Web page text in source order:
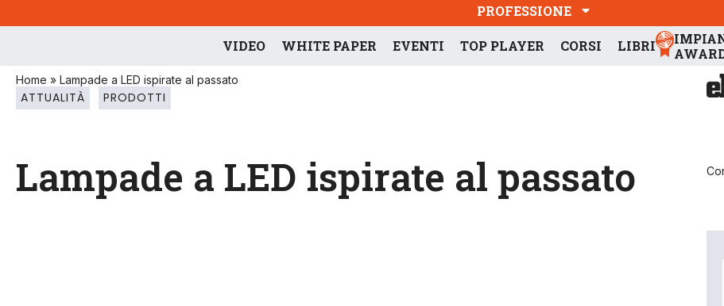
PROFESSIONE
VIDEO WHITE PAPER EVENTI TOP PLAYER CORSI LIBRI
Home » Lampade a LED ispirate al passato
ATTUALITÀ PRODOTTI
Lampade a LED ispirate al passato